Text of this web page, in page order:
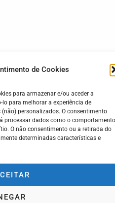
de Cookies
para armazenar e/ou aceder a
para melhorar a experiência de
personalizados. O consentimento
processar dados como o comportamento
O não consentimento ou a retirada do
determinadas características e